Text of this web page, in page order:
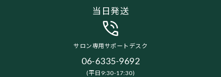
当日発送
サロン専用サポートデスク
06-6335-9692
(平日9:30-17:30)